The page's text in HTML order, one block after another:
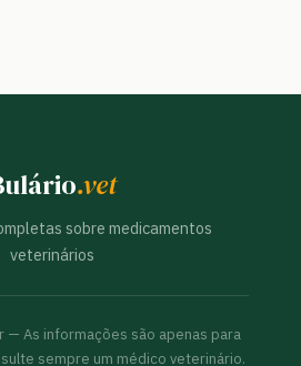
.vet
sobre medicamentos
veterinários
— As informações são apenas para
sempre um médico veterinário.